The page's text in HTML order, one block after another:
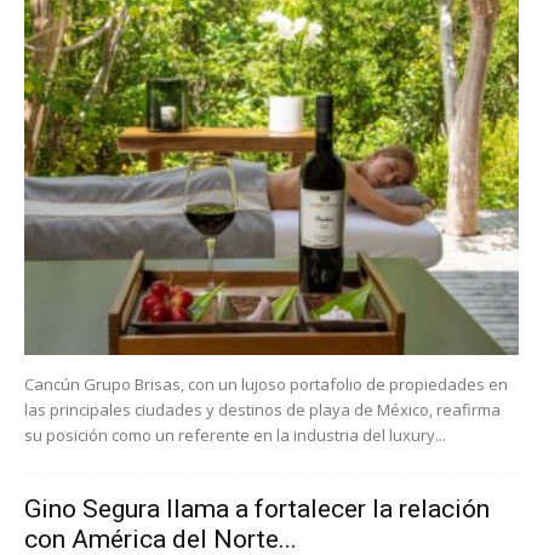
Cancún Grupo Brisas, con un lujoso portafolio de propiedades en
las principales ciudades y destinos de playa de México, reafirma
su posición como un referente en la industria del luxury...
Gino Segura llama a fortalecer la relación
con América del Norte...